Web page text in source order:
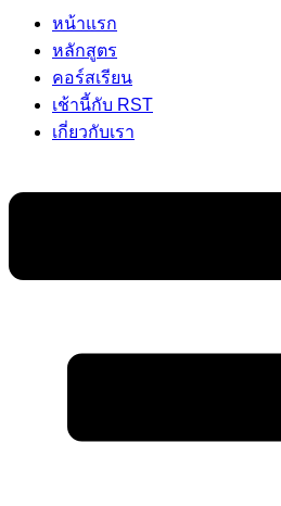
หน้าแรก
หลักสูตร
คอร์สเรียน
เช้านี้กับ RST
เกี่ยวกับเรา